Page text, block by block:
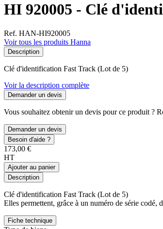
HI 920005 - Clé
Ref. HAN-HI920005
Voir tous les produits Hanna
Description
Clé d'identification Fast Track (Lot de 5)
Voir la description complète
Demander un devis
Vous souhaitez obtenir un devis pour ce produit ?
Demander un devis
Besoin d'aide ?
173,00 €
HT
Ajouter au panier
Description
Clé d'identification Fast Track (Lot de 5)
Elles permettent, grâce à un numéro de série
Fiche technique